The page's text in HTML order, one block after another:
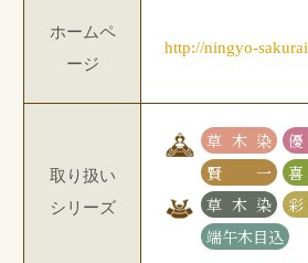
ホームペ
ージ
http://ningyo-
取り扱い
シリーズ
草木染
賢一
草木染
端午木目込